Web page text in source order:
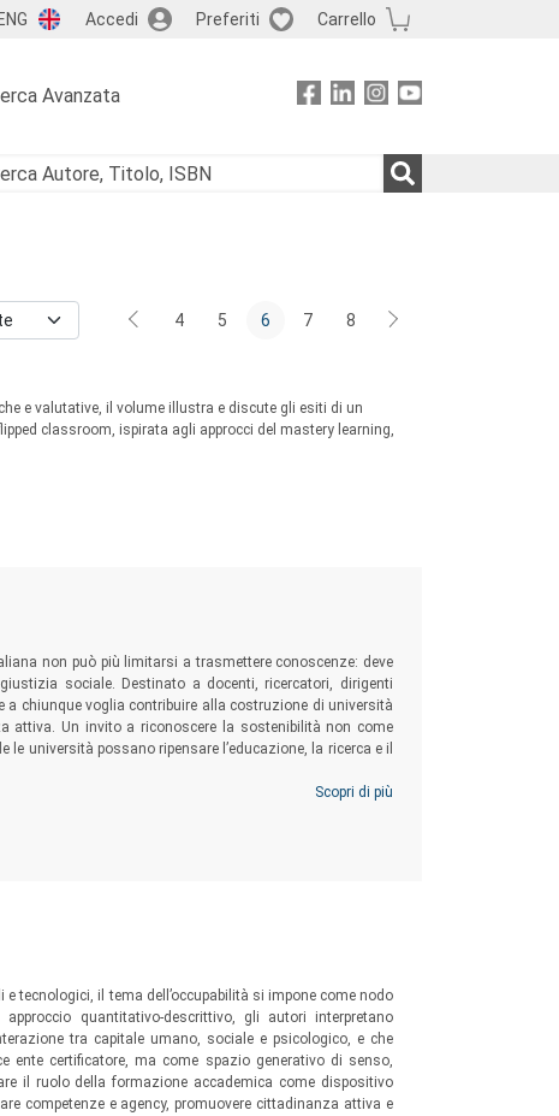
Accedi Preferiti Carrello
Avanzata
4 5 6 7 8
e valutative, il volume illustra e discute gli esiti di un
classroom, ispirata agli approcci del mastery learning,
non può più limitarsi a trasmettere conoscenze: deve
sociale. Destinato a docenti, ricercatori, dirigenti
a chiunque voglia contribuire alla costruzione di università
attiva. Un invito a riconoscere la sostenibilità non come
università possano ripensare l’educazione, la ricerca e il
Scopri di più
tecnologici, il tema dell’occupabilità si impone come nodo
quantitativo-descrittivo, gli autori interpretano
tra capitale umano, sociale e psicologico, e che
ente certificatore, ma come spazio generativo di senso,
il ruolo della formazione accademica come dispositivo
competenze e agency, promuovere cittadinanza attiva e